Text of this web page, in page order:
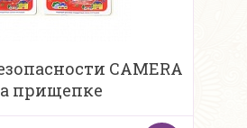
CAMERA
прищепке